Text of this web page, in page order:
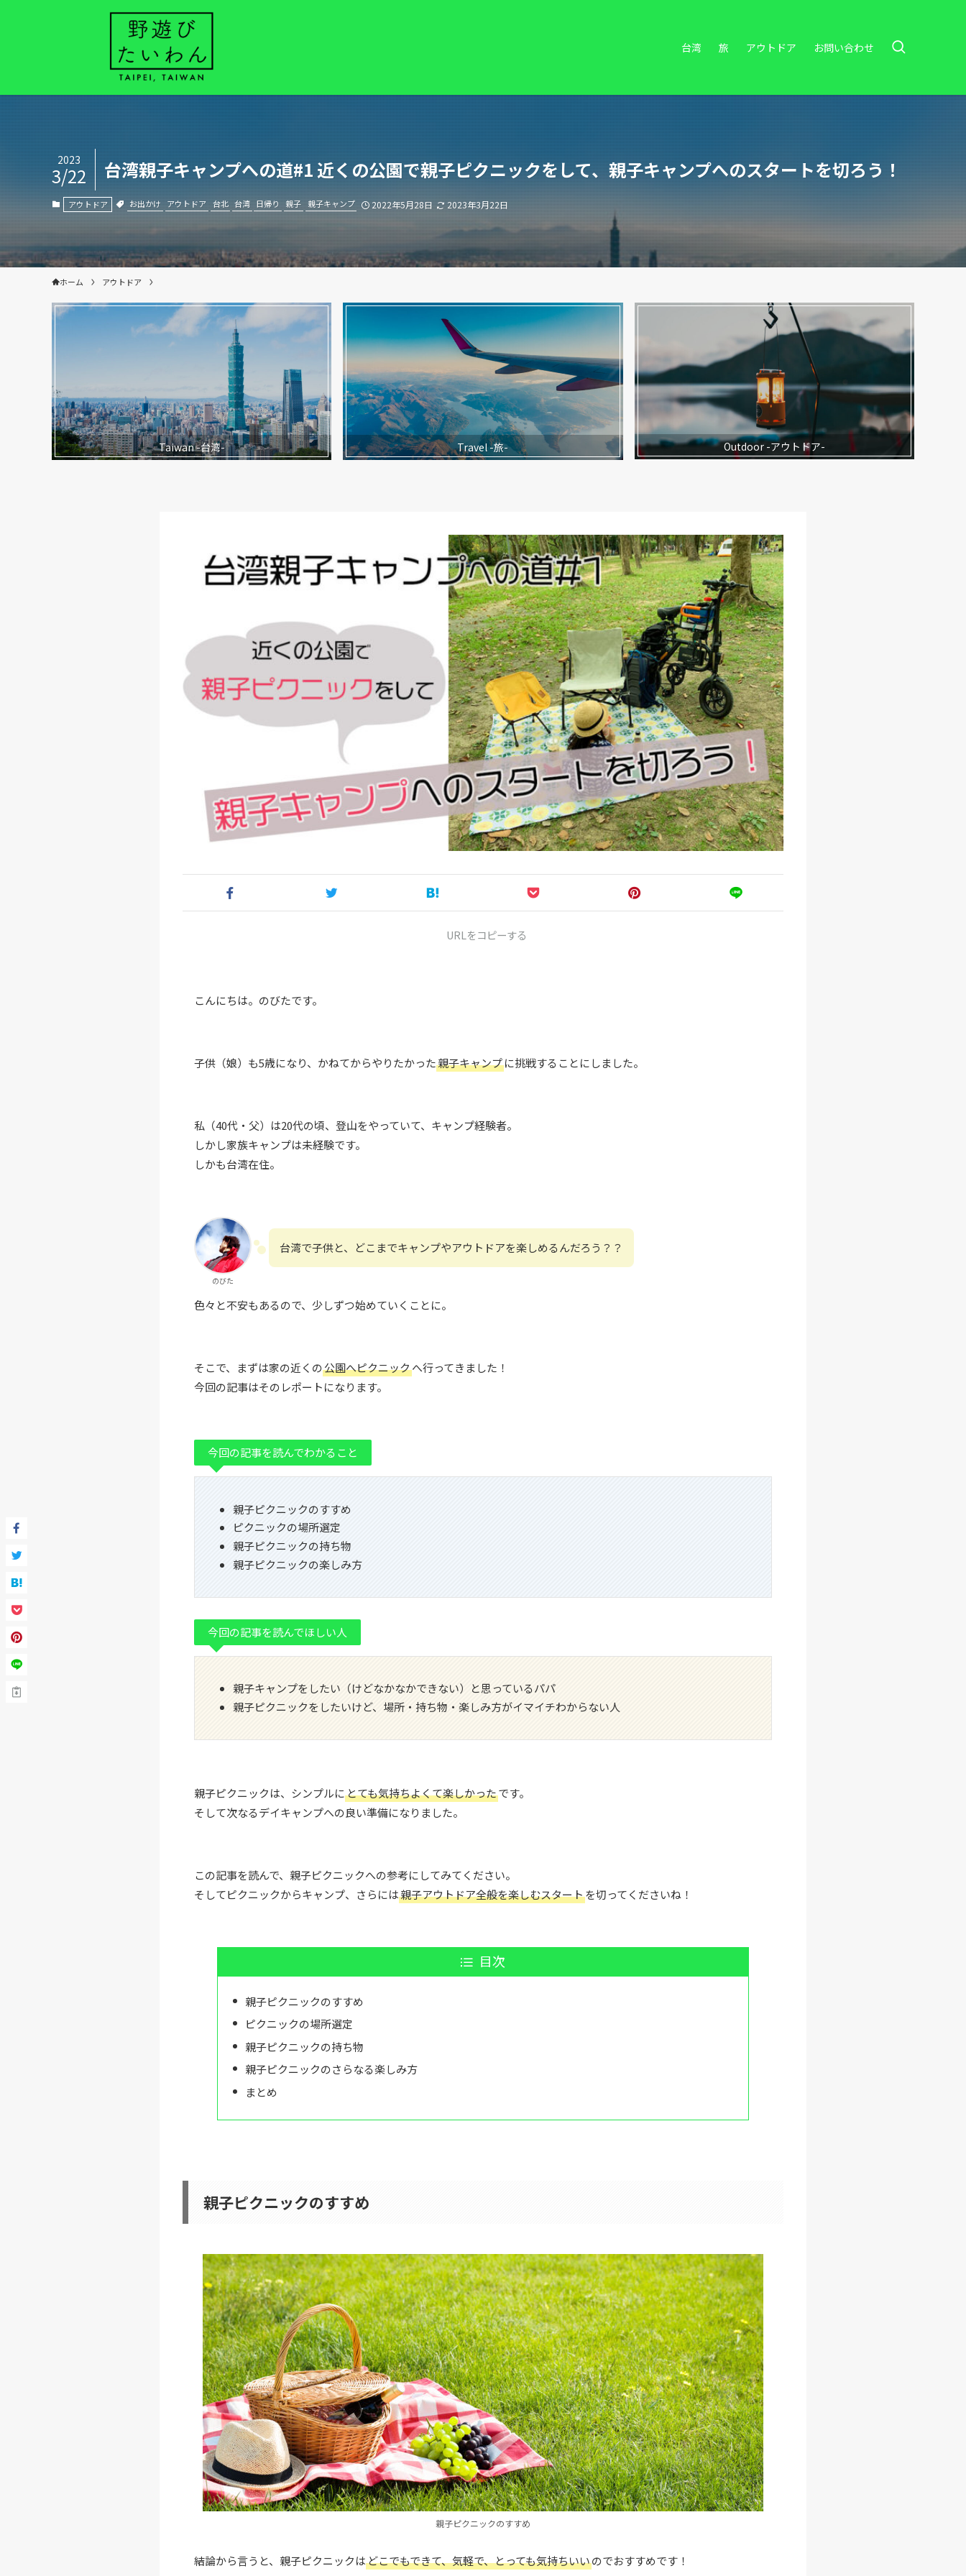
台湾 旅 アウトドア お問い合わせ
台湾親子キャンプへの道#1 近くの公園で親子ピクニックをして、親子キャンプへのスタートを切ろう！
2023
3/22
アウトドア お出かけ アウトドア 台北 台湾 日帰り 親子 親子キャンプ 2022年5月28日 2023年3月22日
ホーム アウトドア
Taiwan -台湾- Travel -旅- Outdoor -アウトドア-
URLをコピーする
こんにちは。のびたです。
子供（娘）も5歳になり、かねてからやりたかった親子キャンプに挑戦することにしました。
私（40代・父）は20代の頃、登山をやっていて、キャンプ経験者。
しかし家族キャンプは未経験です。
しかも台湾在住。
のびた
台湾で子供と、どこまでキャンプやアウトドアを楽しめるんだろう？？
色々と不安もあるので、少しずつ始めていくことに。
そこで、まずは家の近くの公園へピクニックへ行ってきました！
今回の記事はそのレポートになります。
今回の記事を読んでわかること
親子ピクニックのすすめ
ピクニックの場所選定
親子ピクニックの持ち物
親子ピクニックの楽しみ方
今回の記事を読んでほしい人
親子キャンプをしたい（けどなかなかできない）と思っているパパ
親子ピクニックをしたいけど、場所・持ち物・楽しみ方がイマイチわからない人
親子ピクニックは、シンプルにとても気持ちよくて楽しかったです。
そして次なるデイキャンプへの良い準備になりました。
この記事を読んで、親子ピクニックへの参考にしてみてください。
そしてピクニックからキャンプ、さらには親子アウトドア全般を楽しむスタートを切ってくださいね！
目次
親子ピクニックのすすめ
ピクニックの場所選定
親子ピクニックの持ち物
親子ピクニックのさらなる楽しみ方
まとめ
親子ピクニックのすすめ
親子ピクニックのすすめ
結論から言うと、親子ピクニックはどこでもできて、気軽で、とっても気持ちいいのでおすすめです！